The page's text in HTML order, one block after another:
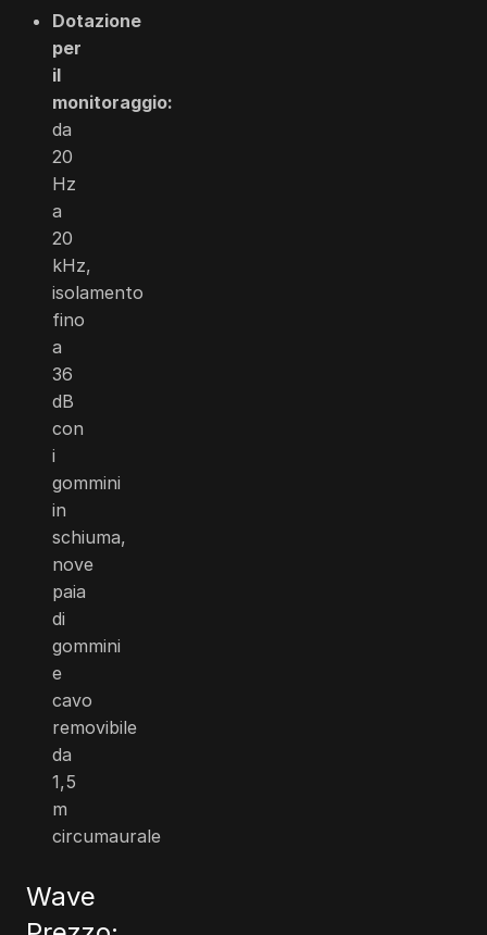
Dotazione
per
il
monitoraggio:
da
20
Hz
a
20
kHz,
isolamento
fino
a
36
dB
con
i
gommini
in
schiuma,
nove
paia
di
gommini
e
cavo
removibile
da
1,5
m
circumaurale
Wave